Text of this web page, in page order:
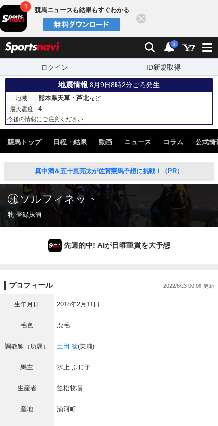
競馬ニュースも結果もすぐわかる
検索 通知
i
ログイン ID新規取得
地震情報 8月9日8時2分ごろ発生
地域 熊本県天草・芦北など
最大震度
4
今後の情報にご注意ください
競馬トップ 日程・結果 動画 ニュース コラム 公式情
真中満＆五十嵐亮太が佐賀競馬予想に挑戦！（PR）
ソルフィネット
牝 登録抹消
先週的中! AIが日曜重賞を大予想
プロフィール 2022/6/23 00:00
生年月日 2018年2月11日
毛色 鹿毛
調教師（所属） 土田 稔(美浦)
馬主 水上 ふじ子
生産者 笠松牧場
産地 浦河町